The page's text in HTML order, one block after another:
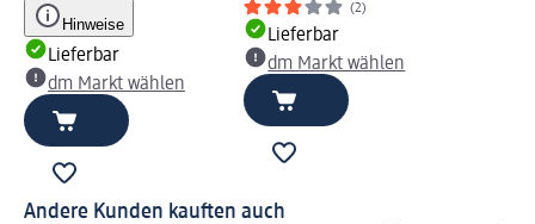
Hinweise
Lieferbar
dm Markt wählen
(2)
Lieferbar
dm Markt wählen
Andere Kunden kauften auch